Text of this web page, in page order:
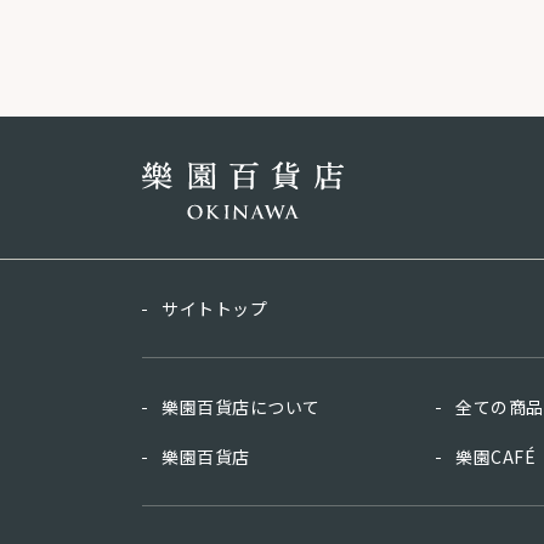
サイトトップ
樂園百貨店について 全ての商品
樂園百貨店 樂園CAFÉ